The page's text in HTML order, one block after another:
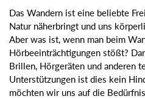
Das Wandern ist eine beliebte
Natur näherbringt und uns
Aber was ist, wenn man beim
Hörbeeinträchtigungen stößt?
Brillen, Hörgeräten und anderen
Unterstützungen ist dies kein
möchten wir uns auf die